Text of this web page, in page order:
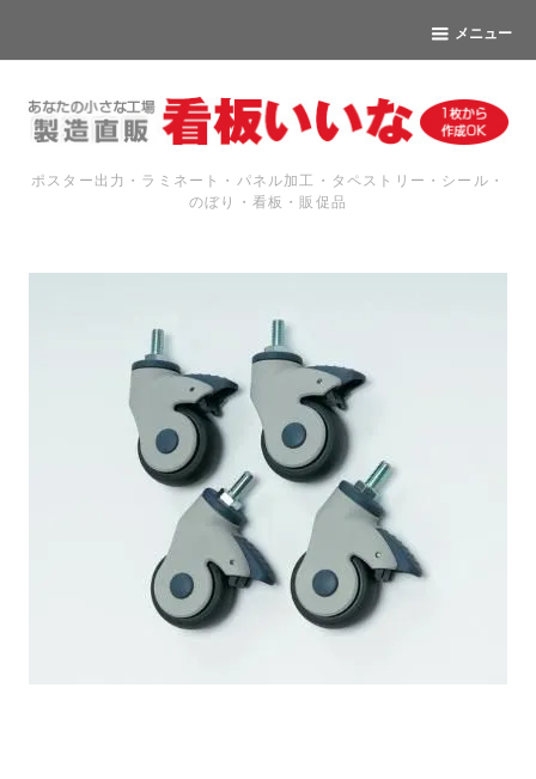
メニュー
ポスター出力・ラミネート・パネル加工・タペストリー・シール・
のぼり・看板・販促品